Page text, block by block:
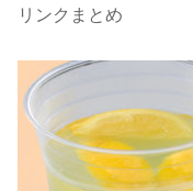
リンクまとめ